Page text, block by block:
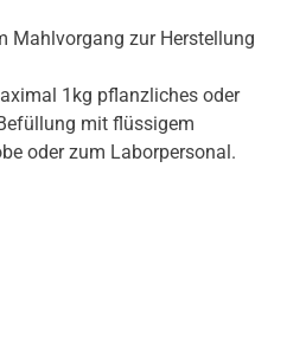
Mahlvorgang zur Herstellung
1kg pflanzliches oder
mit flüssigem
oder zum Laborpersonal.